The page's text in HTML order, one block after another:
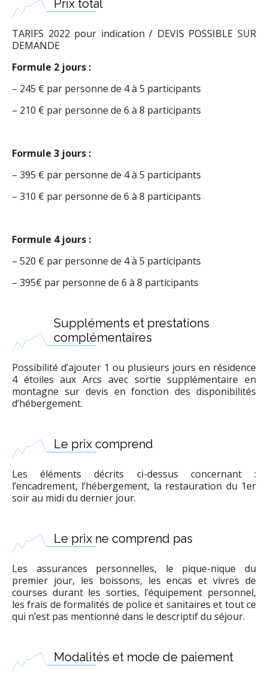
Prix total
TARIFS 2022 pour indication / DEVIS POSSIBLE SUR
DEMANDE
Formule 2 jours :
– 245 € par personne de 4 à 5 participants
– 210 € par personne de 6 à 8 participants
Formule 3 jours :
– 395 € par personne de 4 à 5 participants
– 310 € par personne de 6 à 8 participants
Formule 4 jours :
– 520 € par personne de 4 à 5 participants
– 395€ par personne de 6 à 8 participants
Suppléments et prestations
complémentaires
Possibilité d’ajouter 1 ou plusieurs jours en résidence
4 étoiles aux Arcs avec sortie supplémentaire en
montagne sur devis en fonction des disponibilités
d’hébergement.
Le prix comprend
Les éléments décrits ci-dessus concernant :
l’encadrement, l’hébergement, la restauration du 1er
soir au midi du dernier jour.
Le prix ne comprend pas
Les assurances personnelles, le pique-nique du
premier jour, les boissons, les encas et vivres de
courses durant les sorties, l’équipement personnel,
les frais de formalités de police et sanitaires et tout ce
qui n’est pas mentionné dans le descriptif du séjour.
Modalités et mode de paiement